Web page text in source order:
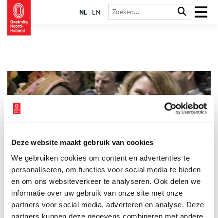
Deze website maakt gebruik van cookies
We gebruiken cookies om content en advertenties te
personaliseren, om functies voor social media te bieden
en om ons websiteverkeer te analyseren. Ook delen we
informatie over uw gebruik van onze site met onze
partners voor social media, adverteren en analyse. Deze
partners kunnen deze gegevens combineren met andere
NL EN
Op 1 juli vieren we Keti Koti: de afschaffing van de trans-
Atlantische slavernij in het Koninkrijk der Nederlanden. In heel
Noord-Holland vinden op deze dag herdenkingen en vieringen
plaats, onder meer in Haarlem, Alkmaar en de Zaanstreek. De
provincie Noord-Holland plaatst elk jaar haar Spiegelboom op
het Museumplein in Amsterdam, om samen het gesprek aan te
gaan over het slavernijverleden. Wij hebben zes bijzondere
6 min